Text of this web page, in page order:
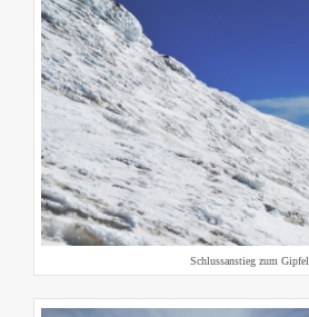
Schlussanstieg zum Gipfel